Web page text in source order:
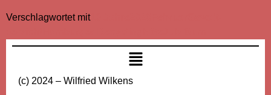
Verschlagwortet mit10 Jahre
(c) 2024 – Wilfried Wilkens